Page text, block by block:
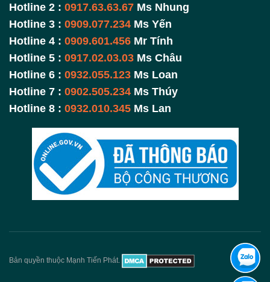
Hotline 2 : 0917.63.63.67 Ms Nhung
Hotline 3 : 0909.077.234 Ms Yến
Hotline 4 : 0909.601.456 Mr Tính
Hotline 5 : 0917.02.03.03 Ms Châu
Hotline 6 : 0932.055.123 Ms Loan
Hotline 7 : 0902.505.234 Ms Thúy
Hotline 8 : 0932.010.345 Ms Lan
Bản quyền thuộc Mạnh Tiến Phát.